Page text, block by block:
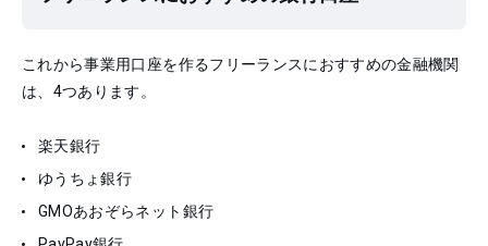
これから事業用口座を作るフリーランスにおすすめの金融機関
は、4つあります。
楽天銀行
ゆうちょ銀行
GMOあおぞらネット銀行